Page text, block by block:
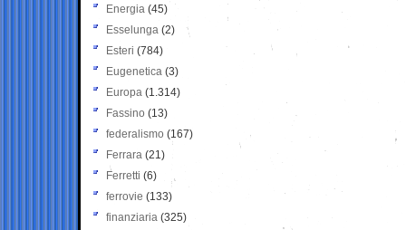
Energia (45)
Esselunga (2)
Esteri (784)
Eugenetica (3)
Europa (1.314)
Fassino (13)
federalismo (167)
Ferrara (21)
Ferretti (6)
ferrovie (133)
finanziaria (325)